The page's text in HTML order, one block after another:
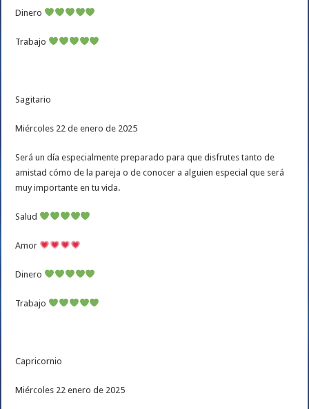
Dinero
Trabajo
Sagitario
Miércoles 22 de enero de 2025
Será un día especialmente preparado para que disfrutes tanto de
amistad cómo de la pareja o de conocer a alguien especial que será
muy importante en tu vida.
Salud
Amor
Dinero
Trabajo
Capricornio
Miércoles 22 enero de 2025